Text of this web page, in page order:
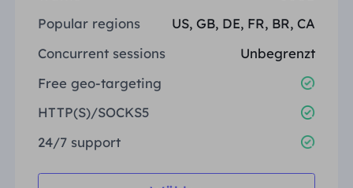
Popular regions
US, GB, DE, FR, BR, CA
Concurrent sessions
Unbegrenzt
Free geo-targeting
HTTP(S)/SOCKS5
24/7 support